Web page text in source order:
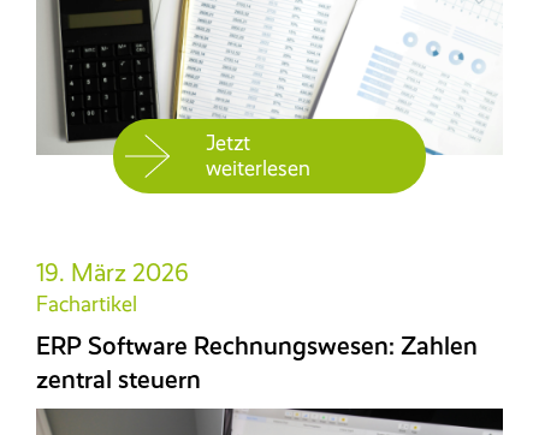
Jetzt
weiterlesen
19. März 2026
Fachartikel
ERP Software Rechnungswesen: Zahlen
zentral steuern